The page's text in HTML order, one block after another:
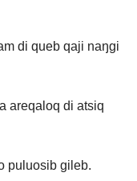
di queb qaji naŋgi
areqaloq di atsiq
puluosib gileb.